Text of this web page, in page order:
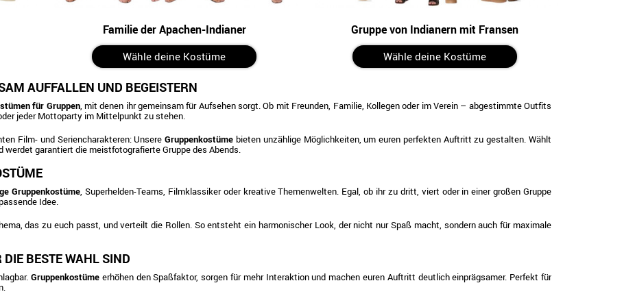
Familie der Apachen-Indianer
Wähle deine Kostüme
Gruppe von Indianern mit Fransen
Wähle deine Kostüme
AUFFALLEN UND BEGEISTERN
für Gruppen, mit denen ihr gemeinsam für Aufsehen sorgt. Ob mit Freunden, Familie, Kollegen oder im Verein – abgestimmte Outfits
jeder Mottoparty im Mittelpunkt zu stehen.
Film- und Seriencharakteren: UnsereGruppenkostüme bieten unzählige Möglichkeiten, um euren perfekten Auftritt zu gestalten. Wählt
garantiert die meistfotografierte Gruppe des Abends.
Gruppenkostüme , Superhelden-Teams, Filmklassiker oder kreative Themenwelten. Egal, ob ihr zu dritt, viert oder in einer großen Gruppe
Idee.
das zu euch passt, und verteilt die Rollen. So entsteht ein harmonischer Look, der nicht nur Spaß macht, sondern auch für maximale
BESTE WAHL SIND
Gruppenkostümeerhöhen den Spaßfaktor, sorgen für mehr Interaktion und machen euren Auftritt deutlich einprägsamer. Perfekt für